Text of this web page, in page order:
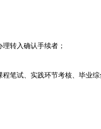
转入确认手续者；
笔试、实践环节考核、毕业综